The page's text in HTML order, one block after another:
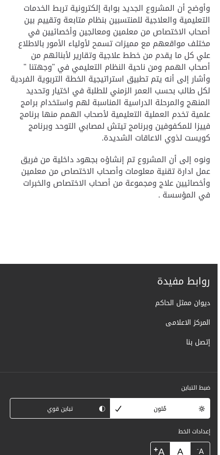
وأوضح أن المشروع الجديد بوابة إلكترونية تربط الخدمات
التعليمية والعلاجية للمنتسبين بنظام متابعة وتقييم بين
أصحاب الاختصاص من معلمين ومعالجين وأخصائيين في
مختلف مواقعهم مع مميزات تسمح لأولياء الأمور بالاطلاع
علي كل ما يقدم من خطط علاجية وتقارير لأبنائهم من
أصحاب الهمم ومن ناحية النظام التعليمي في "وجهتنا "
وأشار إلى أنه يتم تطبيق استراتيجية الخطة التربوية الفردية
لكل طالب بحسب العمر الزمني للطلبة في اختيار وتحديد
المنهج والمرحلة الدراسية المناسبة لهم واستخدام برامج
علمية تخدم العملية التعليمية لأصحاب الهمم منها برنامج
فييزا للمكفوفين وبرنامج تيتش لمصابي التوحد وبرنامج
كويست لذوي الاعاقات الشديدة.
ونوه إلى أن المشروع تم إنشاؤه بجهود داخلية من فريق
عمل ادارة تقنية معلومات وأصحاب الاختصاص من معلمين
وأخصائيين علاج ومجموعة من أصحاب الاختصاص والخبرات
في المؤسسة .
روابط مفيدة
ديوان ممثل الحاكم
المركز الاعلامى
إتصل بنا
ضبط التباين
مُلون
تباين قوي
إعدادات الخط
A
-
A
+